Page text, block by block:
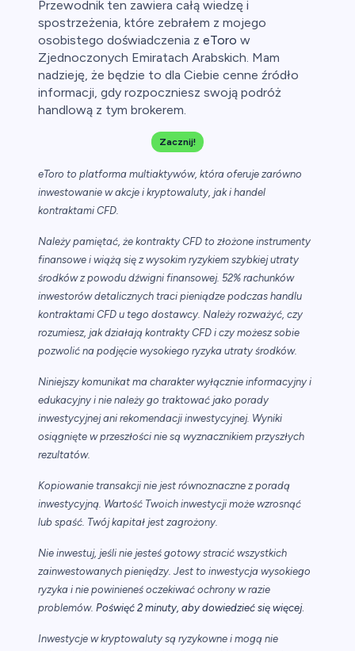
Przewodnik ten zawiera całą wiedzę i
spostrzeżenia, które zebrałem z mojego
osobistego doświadczenia z eToro w
Zjednoczonych Emiratach Arabskich. Mam
nadzieję, że będzie to dla Ciebie cenne źródło
informacji, gdy rozpoczniesz swoją podróż
handlową z tym brokerem.
Zacznij!
eToro to platforma multiaktywów, która oferuje zarówno
inwestowanie w akcje i kryptowaluty, jak i handel
kontraktami CFD.
Należy pamiętać, że kontrakty CFD to złożone instrumenty
finansowe i wiążą się z wysokim ryzykiem szybkiej utraty
środków z powodu dźwigni finansowej. 52% rachunków
inwestorów detalicznych traci pieniądze podczas handlu
kontraktami CFD u tego dostawcy. Należy rozważyć, czy
rozumiesz, jak działają kontrakty CFD i czy możesz sobie
pozwolić na podjęcie wysokiego ryzyka utraty środków.
Niniejszy komunikat ma charakter wyłącznie informacyjny i
edukacyjny i nie należy go traktować jako porady
inwestycyjnej ani rekomendacji inwestycyjnej. Wyniki
osiągnięte w przeszłości nie są wyznacznikiem przyszłych
rezultatów.
Kopiowanie transakcji nie jest równoznaczne z poradą
inwestycyjną. Wartość Twoich inwestycji może wzrosnąć
lub spaść. Twój kapitał jest zagrożony.
Nie inwestuj, jeśli nie jesteś gotowy stracić wszystkich
zainwestowanych pieniędzy. Jest to inwestycja wysokiego
ryzyka i nie powinieneś oczekiwać ochrony w razie
problemów. Poświęć 2 minuty, aby dowiedzieć się więcej.
Inwestycje w kryptowaluty są ryzykowne i mogą nie